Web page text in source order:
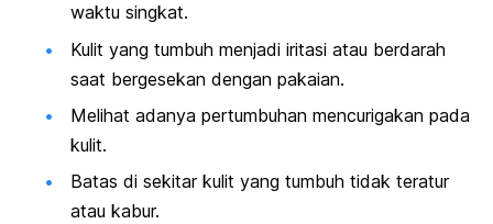
waktu singkat.
Kulit yang tumbuh menjadi iritasi atau berdarah
saat bergesekan dengan pakaian.
Melihat adanya pertumbuhan mencurigakan pada
kulit.
Batas di sekitar kulit yang tumbuh tidak teratur
atau kabur.